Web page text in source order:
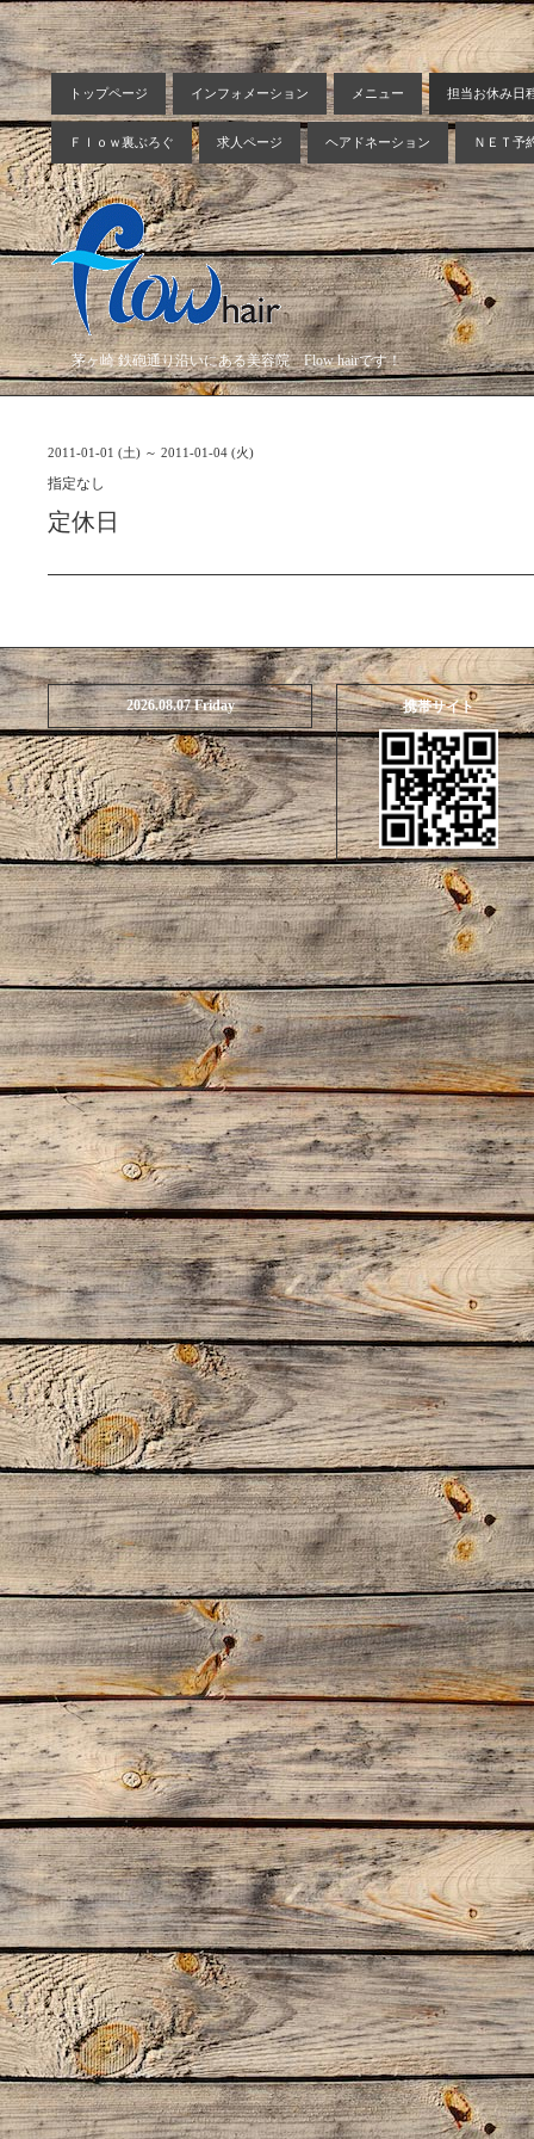
トップページ インフォメーション メニュー 担当お休み日
Ｆｌｏｗ裏ぶろぐ 求人ページ ヘアドネーション ＮＥＴ予
茅ヶ崎 鉄砲通り沿いにある美容院 Flow hairです！
2011-01-01 (土) ～ 2011-01-04 (火)
指定なし
定休日
2026.08.07 Friday 携帯サイト